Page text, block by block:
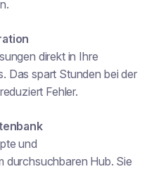
direkt in Ihre
Das spart Stunden bei der
Fehler.
und
durchsuchbaren Hub. Sie